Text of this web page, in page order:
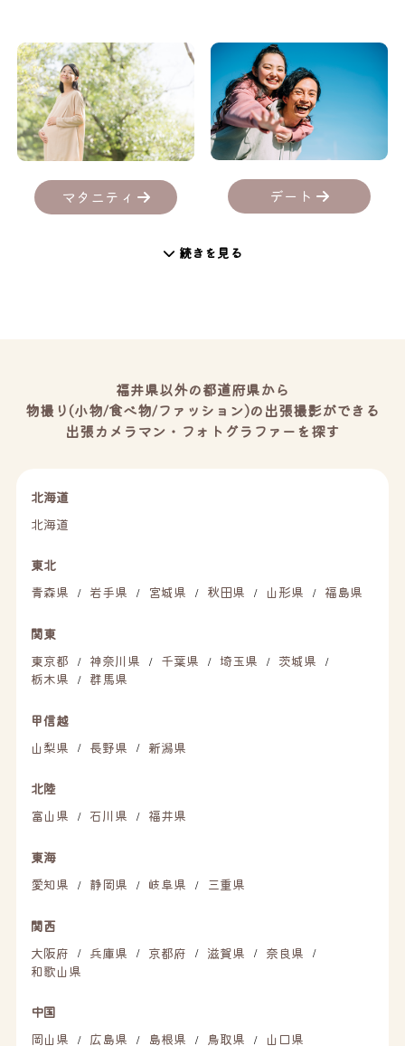
マタニティ デート
続きを見る
福井県以外の都道府県から
物撮り(小物/食べ物/ファッション)の出張撮影ができる
出張カメラマン・フォトグラファーを探す
北海道
北海道
東北
青森県
/ 岩手県 / 宮城県 / 秋田県 / 山形県 / 福島県
関東
東京都
/ 神奈川県 / 千葉県 / 埼玉県 / 茨城県 /
栃木県 / 群馬県
甲信越
山梨県
/ 長野県 / 新潟県
北陸
富山県
/ 石川県 / 福井県
東海
愛知県
/ 静岡県 / 岐阜県 / 三重県
関西
大阪府
/ 兵庫県 / 京都府 / 滋賀県 / 奈良県 /
和歌山県
中国
岡山県
/ 広島県 / 島根県 / 鳥取県 / 山口県